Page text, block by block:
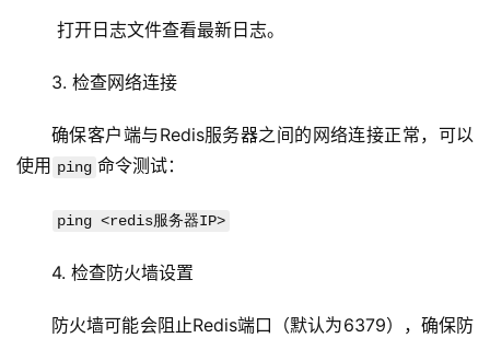
服
打开日志文件查看最新日志。
3. 检查网络连接
确保客户端与Redis服务器之间的网络连接正常，可以
使用 ping 命令测试：
ping <redis服务器IP>
4. 检查防火墙设置
防火墙可能会阻止Redis端口（默认为6379），确保防